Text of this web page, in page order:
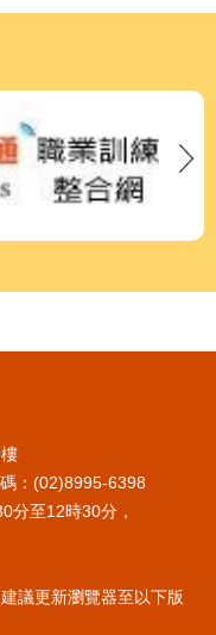
：(02)8995-6398
至12時30分，
議更新瀏覽器至以下版